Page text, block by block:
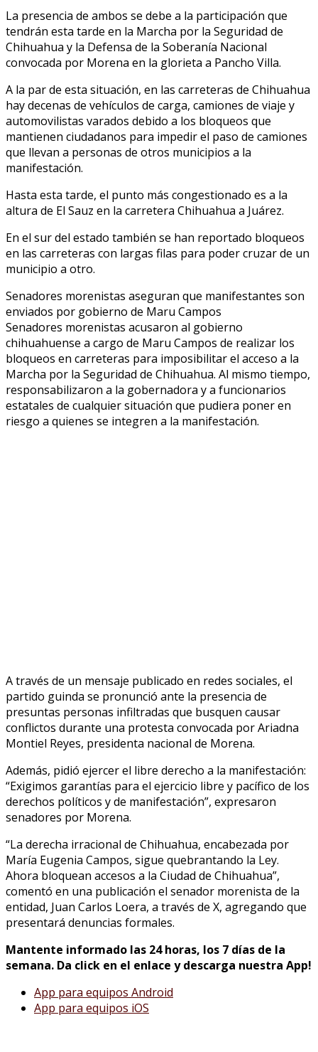
La presencia de ambos se debe a la participación que
tendrán esta tarde en la Marcha por la Seguridad de
Chihuahua y la Defensa de la Soberanía Nacional
convocada por Morena en la glorieta a Pancho Villa.
A la par de esta situación, en las carreteras de Chihuahua
hay decenas de vehículos de carga, camiones de viaje y
automovilistas varados debido a los bloqueos que
mantienen ciudadanos para impedir el paso de camiones
que llevan a personas de otros municipios a la
manifestación.
Hasta esta tarde, el punto más congestionado es a la
altura de El Sauz en la carretera Chihuahua a Juárez.
En el sur del estado también se han reportado bloqueos
en las carreteras con largas filas para poder cruzar de un
municipio a otro.
Senadores morenistas aseguran que manifestantes son
enviados por gobierno de Maru Campos
Senadores morenistas acusaron al gobierno
chihuahuense a cargo de Maru Campos de realizar los
bloqueos en carreteras para imposibilitar el acceso a la
Marcha por la Seguridad de Chihuahua. Al mismo tiempo,
responsabilizaron a la gobernadora y a funcionarios
estatales de cualquier situación que pudiera poner en
riesgo a quienes se integren a la manifestación.
A través de un mensaje publicado en redes sociales, el
partido guinda se pronunció ante la presencia de
presuntas personas infiltradas que busquen causar
conflictos durante una protesta convocada por Ariadna
Montiel Reyes, presidenta nacional de Morena.
Además, pidió ejercer el libre derecho a la manifestación:
“Exigimos garantías para el ejercicio libre y pacífico de los
derechos políticos y de manifestación”, expresaron
senadores por Morena.
“La derecha irracional de Chihuahua, encabezada por
María Eugenia Campos, sigue quebrantando la Ley.
Ahora bloquean accesos a la Ciudad de Chihuahua”,
comentó en una publicación el senador morenista de la
entidad, Juan Carlos Loera, a través de X, agregando que
presentará denuncias formales.
Mantente informado las 24 horas, los 7 días de la
semana. Da click en el enlace y descarga nuestra App!
App para equipos Android
App para equipos iOS